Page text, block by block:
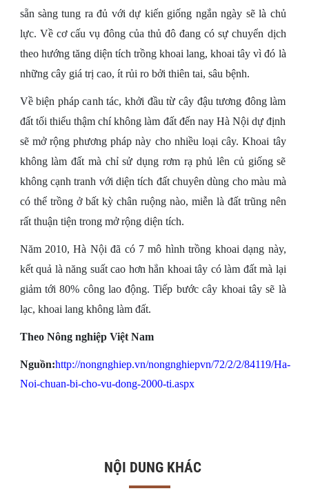
sẵn sàng tung ra đủ với dự kiến giống ngắn ngày sẽ là chủ
lực. Về cơ cấu vụ đông của thủ đô đang có sự chuyển dịch
theo hướng tăng diện tích trồng khoai lang, khoai tây vì đó là
những cây giá trị cao, ít rủi ro bởi thiên tai, sâu bệnh.
Về biện pháp canh tác, khởi đầu từ cây đậu tương đông làm
đất tối thiểu thậm chí không làm đất đến nay Hà Nội dự định
sẽ mở rộng phương pháp này cho nhiều loại cây. Khoai tây
không làm đất mà chỉ sử dụng rơm rạ phủ lên củ giống sẽ
không cạnh tranh với diện tích đất chuyên dùng cho màu mà
có thể trồng ở bất kỳ chân ruộng nào, miễn là đất trũng nên
rất thuận tiện trong mở rộng diện tích.
Năm 2010, Hà Nội đã có 7 mô hình trồng khoai dạng này,
kết quả là năng suất cao hơn hẳn khoai tây có làm đất mà lại
giảm tới 80% công lao động. Tiếp bước cây khoai tây sẽ là
lạc, khoai lang không làm đất.
Theo Nông nghiệp Việt Nam
Nguồn:http://nongnghiep.vn/nongnghiepvn/72/2/2/84119/Ha-
Noi-chuan-bi-cho-vu-dong-2000-ti.aspx
NỘI DUNG KHÁC